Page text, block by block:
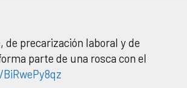
precarización laboral y de
parte de una rosca con el